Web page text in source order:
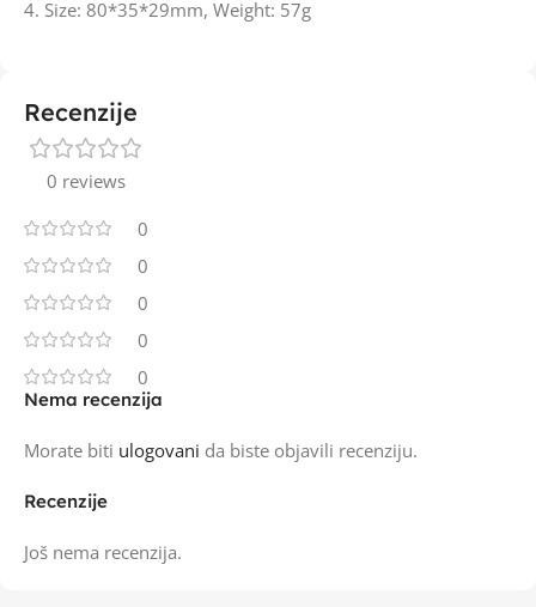
4. Size: 80*35*29mm, Weight: 57g
Recenzije
0 reviews
0
0
0
0
0
Recenzije
Još nema recenzija.
Nema recenzija
Morate biti ulogovani da biste objavili recenziju.